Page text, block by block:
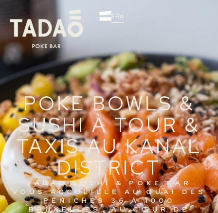
FR
POKE BOWLS &
SUSHI À TOUR &
TAXIS AU KANAL
DISTRICT
TADAO SUSHI & POKE BAR
VOUS ACCUEILLE AU QUAI DES
PÉNICHES 36 À 1000
BRUXELLES, AU CŒUR DE